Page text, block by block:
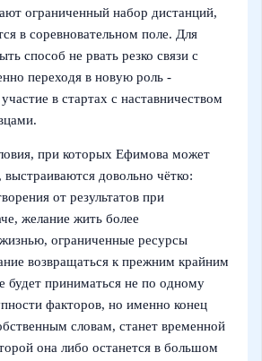
ограниченный набор дистанций,
в соревновательном поле. Для
способ не рвать резко связи с
переходя в новую роль -
в стартах с наставничеством
при которых Ефимова может
выстраиваются довольно чётко:
от результатов при
желание жить более
ограниченные ресурсы
возвращаться к прежним крайним
будет приниматься не по одному
факторов, но именно конец
словам, станет временной
она либо останется в большом